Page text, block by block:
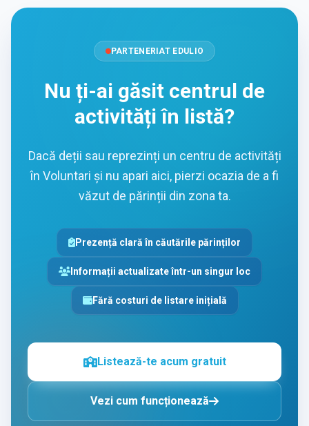
PARTENERIAT EDULIO
Nu ți-ai găsit centrul de
activități în listă?
Dacă deții sau reprezinți un centru de activități
în Voluntari și nu apari aici, pierzi ocazia de a fi
văzut de părinții din zona ta.
Prezență clară în căutările părinților
Informații actualizate într-un singur loc
Fără costuri de listare inițială
Listează-te acum gratuit
Vezi cum funcționează